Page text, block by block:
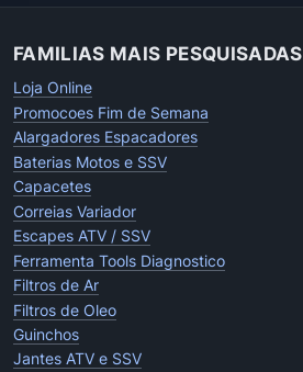
FAMILIAS MAIS PESQUISADAS
Loja Online
Promocoes Fim de Semana
Alargadores Espacadores
Baterias Motos e SSV
Capacetes
Correias Variador
Escapes ATV / SSV
Ferramenta Tools Diagnostico
Filtros de Ar
Filtros de Oleo
Guinchos
Jantes ATV e SSV